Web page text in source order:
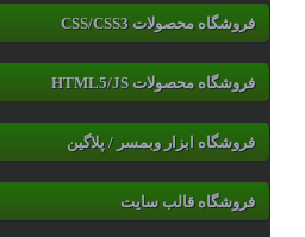
فروشگاه محصولات CSS/CSS3
فروشگاه محصولات HTML5/JS
فروشگاه ابزار وبمسر / پلاگین
فروشگاه قالب سایت